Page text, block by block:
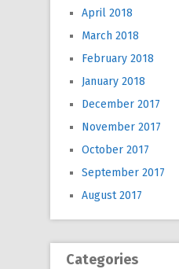
April 2018
March 2018
February 2018
January 2018
December 2017
November 2017
October 2017
September 2017
August 2017
Categories